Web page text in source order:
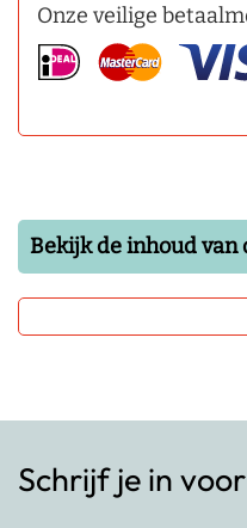
Onze veilige
Bekijk de inhoud van
Schrijf je in